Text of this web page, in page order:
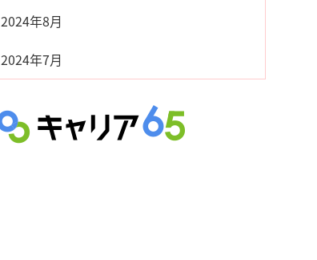
2024年8月
2024年7月